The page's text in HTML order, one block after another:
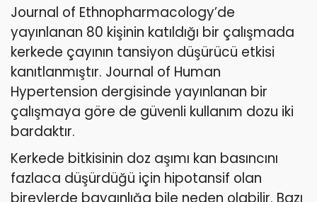
Journal of Ethnopharmacology’de
yayınlanan 80 kişinin katıldığı bir çalışmada
kerkede çayının tansiyon düşürücü etkisi
kanıtlanmıştır. Journal of Human
Hypertension dergisinde yayınlanan bir
çalışmaya göre de güvenli kullanım dozu iki
bardaktır.
Kerkede bitkisinin doz aşımı kan basıncını
fazlaca düşürdüğü için hipotansif olan